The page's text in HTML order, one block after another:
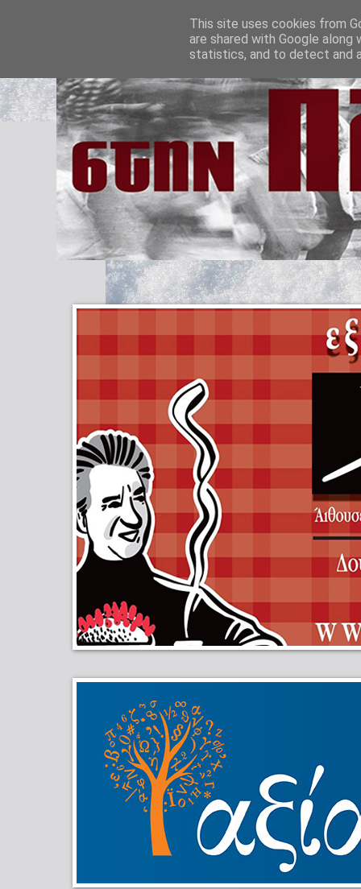
This site uses cookies from
are shared with Google
statistics, and to detect and